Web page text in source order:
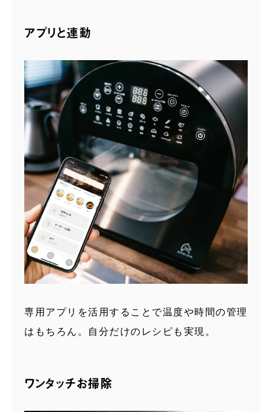
アプリと連動
専用アプリを活用することで温度や時間の管理
はもちろん。自分だけのレシピも実現。
ワンタッチお掃除